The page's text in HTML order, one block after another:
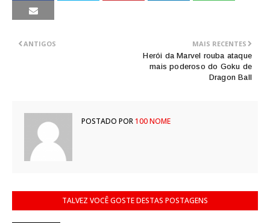
MAIS RECENTES
Herói da Marvel rouba ataque
mais poderoso do Goku de
Dragon Ball
ANTIGOS
POSTADO POR100 NOME
TALVEZ VOCÊ GOSTE DESTAS POSTAGENS